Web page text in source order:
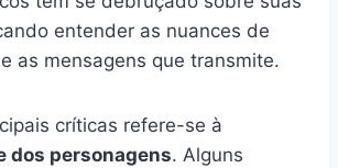
entender as nuances de
as mensagens que transmite.
críticas refere-se à
dos personagens. Alguns